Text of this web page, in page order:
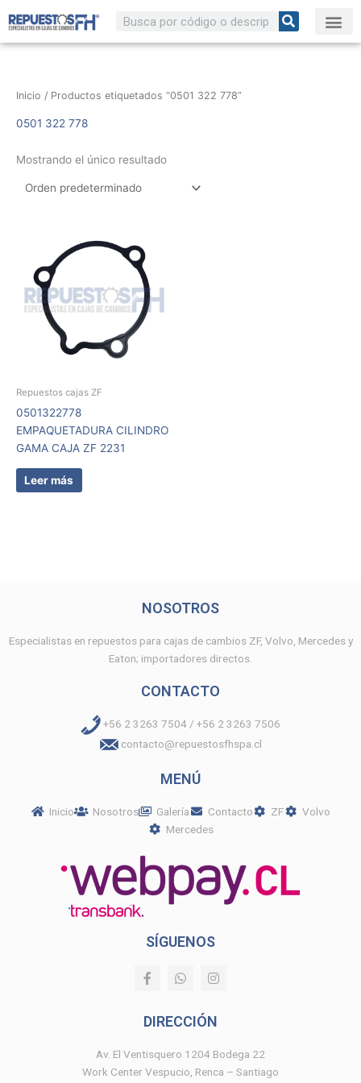
contenido
Buscar
Inicio / Productos etiquetados “0501 322 778”
0501 322 778
Mostrando el único resultado
Repuestos cajas ZF
0501322778
EMPAQUETADURA CILINDRO
GAMA CAJA ZF 2231
Leer más
NOSOTROS
Especialistas en repuestos para cajas de cambios ZF, Volvo, Mercedes y
Eaton; importadores directos.
CONTACTO
+56 2 3263 7504 / +56 2 3263 7506
contacto@repuestosfhspa.cl
MENÚ
Inicio Nosotros Galería Contacto ZF
Volvo
Mercedes
SÍGUENOS
F
a
b
o
k
-
W
h
s
p
p
I
n
a
r
a
m
DIRECCIÓN
Av. El Ventisquero 1204 Bodega 22
Work Center Vespucio, Renca – Santiago